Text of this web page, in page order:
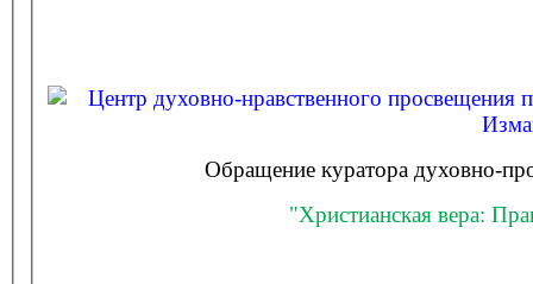
Центр духовно-нравственного
Обращение куратора духовно-
"Христианская вера: